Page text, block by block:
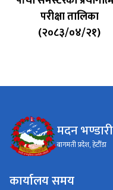
परीक्षा तालिका
(२०८३/०४/२१)
मदन भण्डारी
बागमती प्रदेश, हेटौँडा
कार्यालय समय